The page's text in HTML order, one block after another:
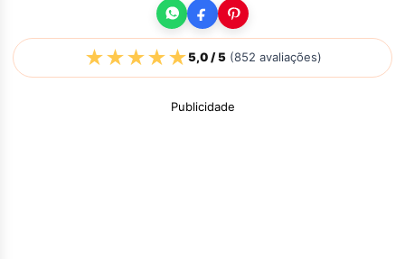
★★★★★5,0/ 5(852 avaliações)
Publicidade